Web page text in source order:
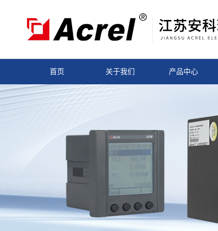
首页 关于我们 产品中心